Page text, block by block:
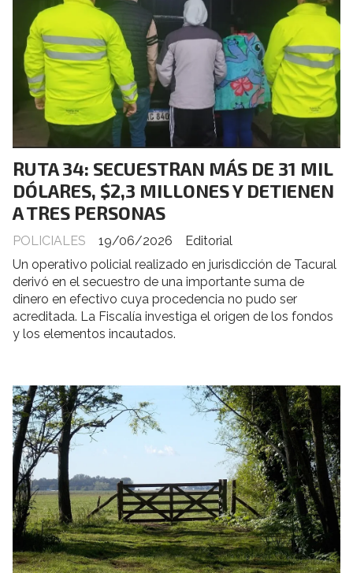
RUTA 34: SECUESTRAN MÁS DE 31 MIL
DÓLARES, $2,3 MILLONES Y DETIENEN
A TRES PERSONAS
Editorial
POLICIALES
19/06/2026
Un operativo policial realizado en jurisdicción de Tacural
derivó en el secuestro de una importante suma de
dinero en efectivo cuya procedencia no pudo ser
acreditada. La Fiscalía investiga el origen de los fondos
y los elementos incautados.